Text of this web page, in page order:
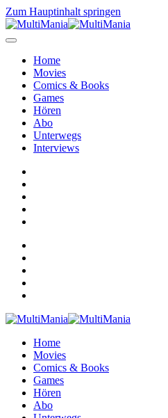
Zum Hauptinhalt springen
Home
Movies
Comics & Books
Games
Hören
Abo
Unterwegs
Interviews
Home
Movies
Comics & Books
Games
Hören
Abo